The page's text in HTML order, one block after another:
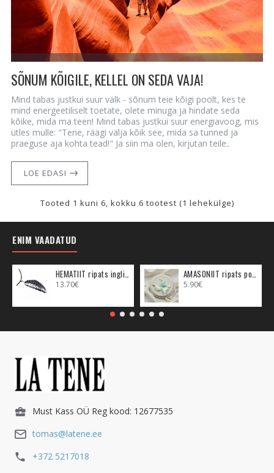
SÕNUM KÕIGILE, KELLEL ON SEDA VAJA!
Mind tabas justkui suur välk - sõnum teie kõigi poolt, kes te
mind energeetiliselt toetate, olete minuga ja hindate seda
kõike, mida ma teen! Mind tabas justkui suur energiavoog, mis
ütles mulle: "Tene, räägi välja kõik see, mida sa tunned ja
praeguse aja kohta tead!" Ja siin ma olen, kirjutan teile..
LOE EDASI
Tooted 1 kuni 6, kokku 6 tootest (1 lehekülge)
ENIM VAADATUD
13.70€ 5.90€
Must Kass OÜ Reg kood: 12677535
tomas@latene.ee
+372 5217018